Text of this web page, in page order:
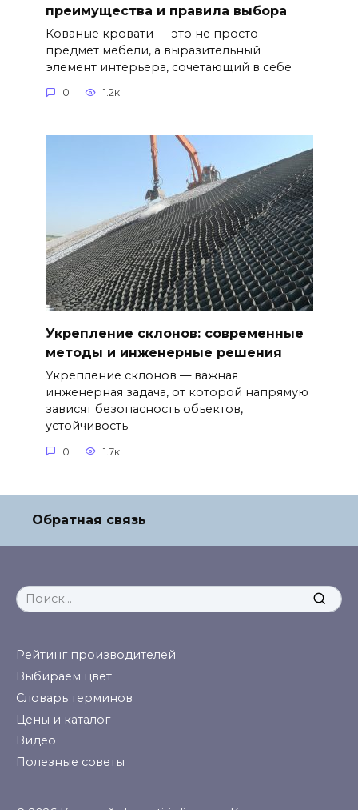
преимущества и правила выбора
Кованые кровати — это не просто
предмет мебели, а выразительный
элемент интерьера, сочетающий в себе
0 1.2к.
Укрепление склонов: современные
методы и инженерные решения
Укрепление склонов — важная
инженерная задача, от которой напрямую
зависят безопасность объектов,
устойчивость
0 1.7к.
Обратная связь
Search
for:
Рейтинг производителей
Выбираем цвет
Словарь терминов
Цены и каталог
Видео
Полезные советы